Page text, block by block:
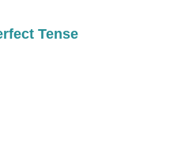
Tense